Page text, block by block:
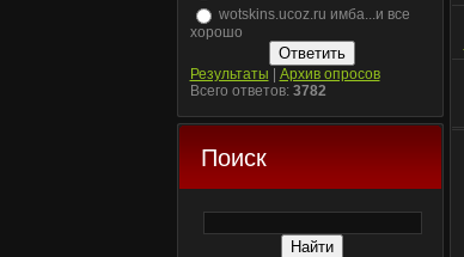
wotskins.ucoz.ru имба...и все
хорошо
Результаты
Архив опросов
Всего ответов: 3782
Поиск